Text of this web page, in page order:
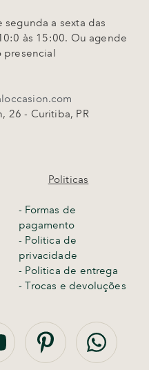
a sexta das
às 15:00. Ou agende
presencial
26 - Curitiba, PR
Politicas
- Formas de
pagamento
- Politica de
privacidade
- Politica de entrega
-Trocas e devoluções